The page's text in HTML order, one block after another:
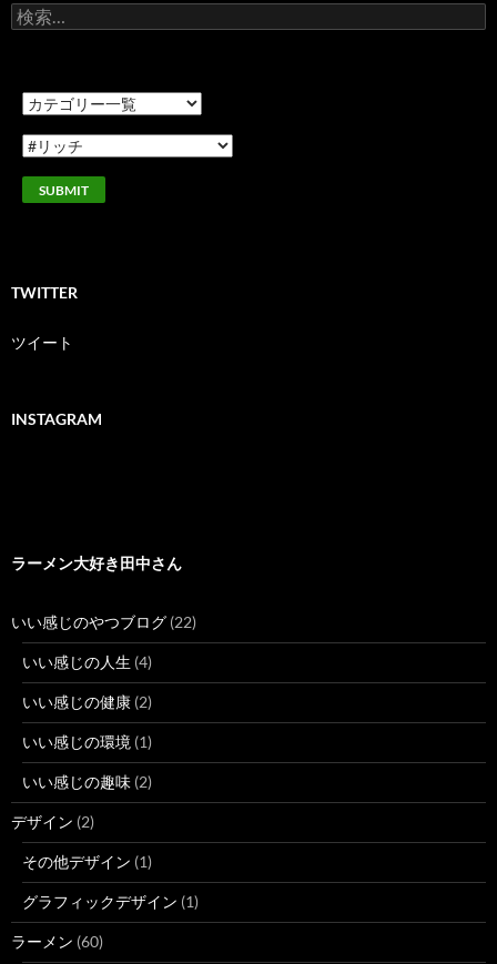
検
索:
TWITTER
ツイート
INSTAGRAM
ラーメン大好き田中さん
いい感じのやつブログ (22)
いい感じの人生 (4)
いい感じの健康 (2)
いい感じの環境 (1)
いい感じの趣味 (2)
デザイン (2)
その他デザイン (1)
グラフィックデザイン (1)
ラーメン (60)